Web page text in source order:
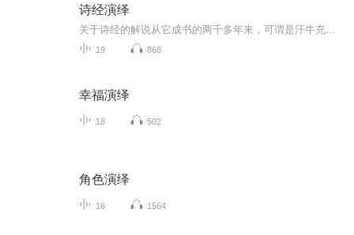
诗经演绎
19 868
幸福演绎
18 502
角色演绎
16 1564